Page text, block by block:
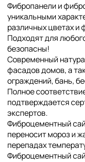
Фибропанели и
уникальными
различных цветах и
Подходят для
безопасны!
Современный
фасадов домов, а
ограждений, бань,
Полное
подтверждается
экспертов.
Фиброцементный
переносит мороз и
перепадах
Фиброцементный